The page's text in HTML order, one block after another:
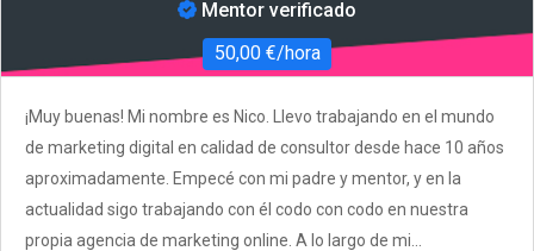
Mentor verificado
50,00 €/hora
¡Muy buenas! Mi nombre es Nico. Llevo trabajando en el mundo
de marketing digital en calidad de consultor desde hace 10 años
aproximadamente. Empecé con mi padre y mentor, y en la
actualidad sigo trabajando con él codo con codo en nuestra
propia agencia de marketing online. A lo largo de mi...